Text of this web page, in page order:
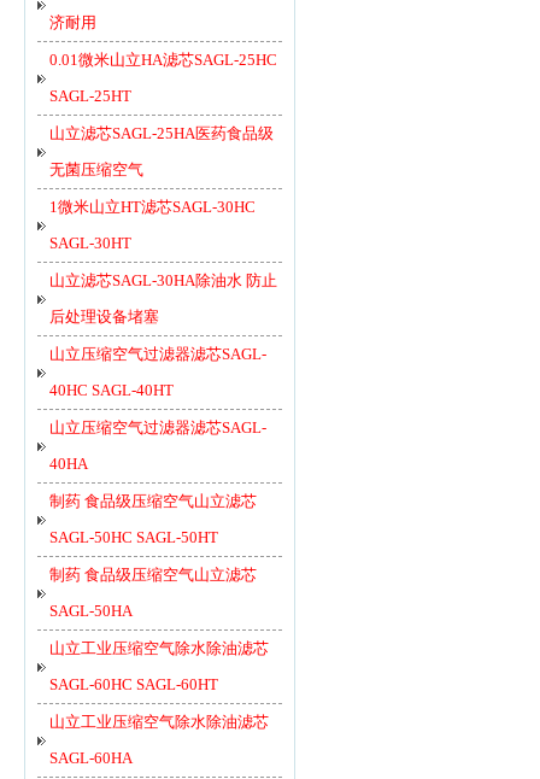
济耐用
0.01微米山立HA滤芯SAGL-25HC
SAGL-25HT
山立滤芯SAGL-25HA医药食品级
无菌压缩空气
1微米山立HT滤芯SAGL-30HC
SAGL-30HT
山立滤芯SAGL-30HA除油水 防止
后处理设备堵塞
山立压缩空气过滤器滤芯SAGL-
40HC SAGL-40HT
山立压缩空气过滤器滤芯SAGL-
40HA
制药 食品级压缩空气山立滤芯
SAGL-50HC SAGL-50HT
制药 食品级压缩空气山立滤芯
SAGL-50HA
山立工业压缩空气除水除油滤芯
SAGL-60HC SAGL-60HT
山立工业压缩空气除水除油滤芯
SAGL-60HA